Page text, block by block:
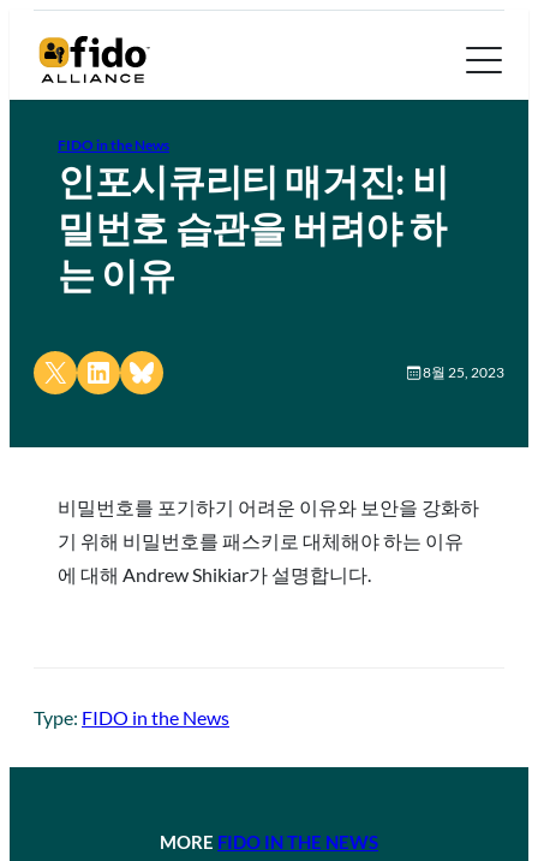
FIDO in the News
인포시큐리티 매거진: 비
밀번호 습관을 버려야 하
는 이유
Share on X Share on LinkedIn
Share on Bluesky 8월 25, 2023
비밀번호를 포기하기 어려운 이유와 보안을 강화하
기 위해 비밀번호를 패스키로 대체해야 하는 이유
에 대해 Andrew Shikiar가 설명합니다.
Type: FIDO in the News
MORE FIDO IN THE NEWS